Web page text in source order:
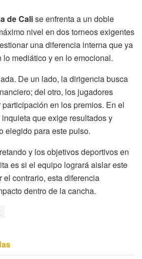
de Calise enfrenta a un doble
nivel en dos torneos exigentes
una diferencia interna que ya
mediático y en lo emocional.
De un lado, la dirigencia busca
del otro, los jugadores
en los premios. En el
que exige resultados y
elegido para este pulso.
y los objetivos deportivos en
es si el equipo logrará aislar este
el contrario, esta diferencia
dentro de la cancha.